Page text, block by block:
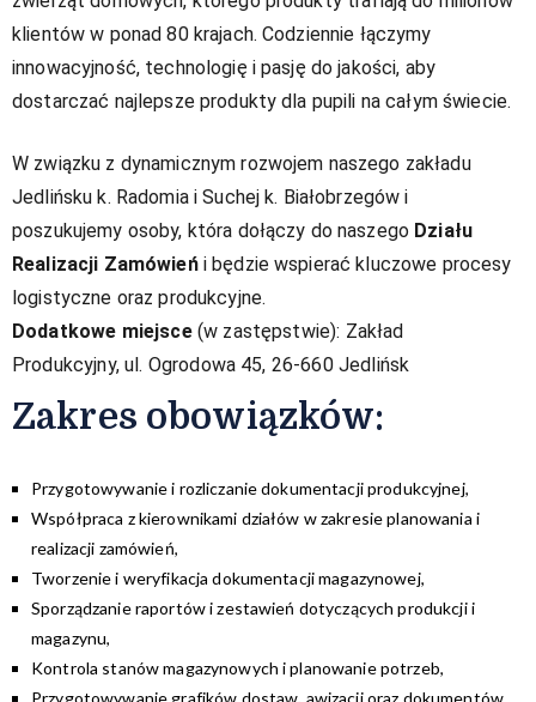
klientów w ponad 80 krajach. Codziennie łączymy
innowacyjność, technologię i pasję do jakości, aby
dostarczać najlepsze produkty dla pupili na całym świecie.
W związku z dynamicznym rozwojem naszego zakładu
Jedlińsku k. Radomia i Suchej k. Białobrzegów i
poszukujemy osoby, która dołączy do naszego Działu
Realizacji Zamówieńi będzie wspierać kluczowe procesy
logistyczne oraz produkcyjne.
Dodatkowe miejsce(w zastępstwie): Zakład
Produkcyjny, ul. Ogrodowa 45, 26-660 Jedlińsk
Zakres obowiązków:​
Przygotowywanie i rozliczanie dokumentacji produkcyjnej,
Współpraca z kierownikami działów w zakresie planowania i
realizacji zamówień,
Tworzenie i weryfikacja dokumentacji magazynowej,
Sporządzanie raportów i zestawień dotyczących produkcji i
magazynu,
Kontrola stanów magazynowych i planowanie potrzeb,
Przygotowywanie grafików dostaw, awizacji oraz dokumentów